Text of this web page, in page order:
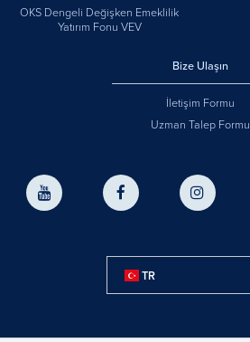
OKS Dengeli Değişken Emeklilik
Yatırım Fonu VEV
Bize Ulaşın
İletişim Formu
Uzman Talep Formu
TR